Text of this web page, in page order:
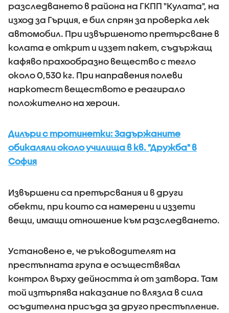
разследването в района на ГКПП "Кулата", на
изход за Гърция, е бил спрян за проверка лек
автомобил. При извършеното претърсване в
колата е открит и иззет пакет, съдържащ
кафяво прахообразно вещество с тегло
около 0,530 кг. При направения полеви
наркотест веществото е реагирало
положително на хероин.
Дилъри с тротинетки: Задържаните
обикаляли около училища в кв. "Дружба" в
София
Извършени са претърсвания и в други
обекти, при които са намерени и иззети
вещи, имащи отношение към разследването.
Установено е, че ръководителят на
престъпната група е осъществявал
контрол върху дейността ѝ от затвора. Там
той изтърпява наказание по влязла в сила
осъдителна присъда за друго престъпление.